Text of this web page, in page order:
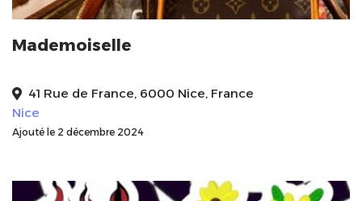
Mademoiselle
41 Rue de France, 6000 Nice, France
Nice
Ajouté le 2 décembre 2024